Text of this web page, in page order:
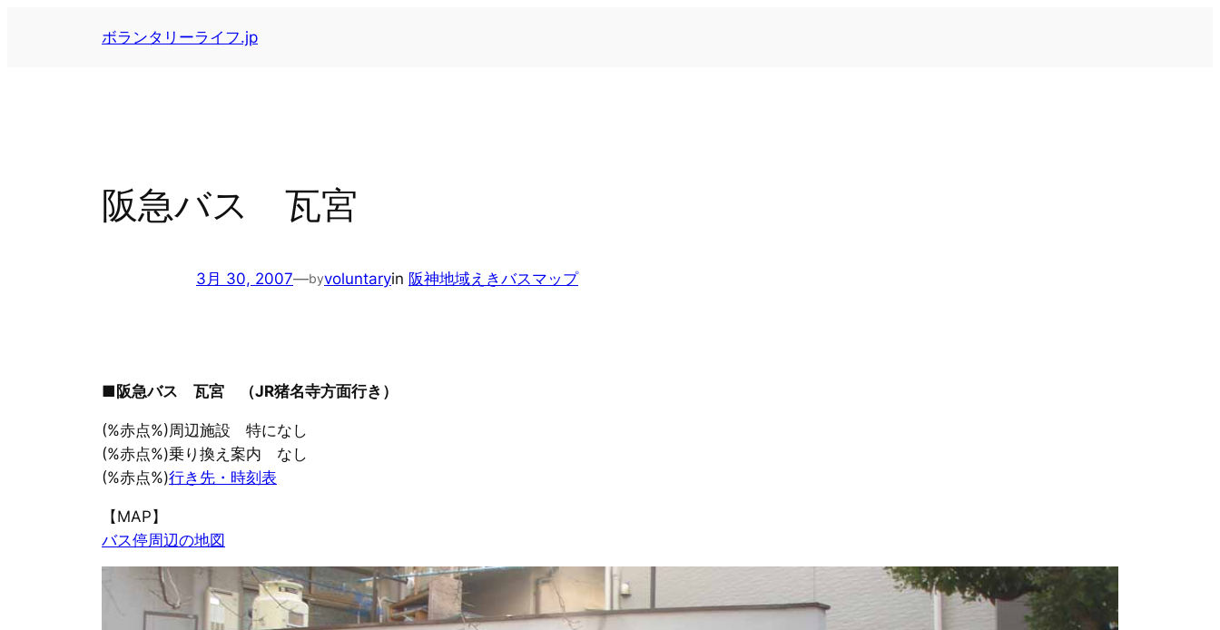
ボランタリーライフ.jp
阪急バス 瓦宮
3月 30, 2007—byvoluntaryin 阪神地域えきバスマップ
■阪急バス 瓦宮 （JR猪名寺方面行き）
(%赤点%)周辺施設 特になし
(%赤点%)乗り換え案内 なし
(%赤点%)行き先・時刻表
【MAP】
バス停周辺の地図